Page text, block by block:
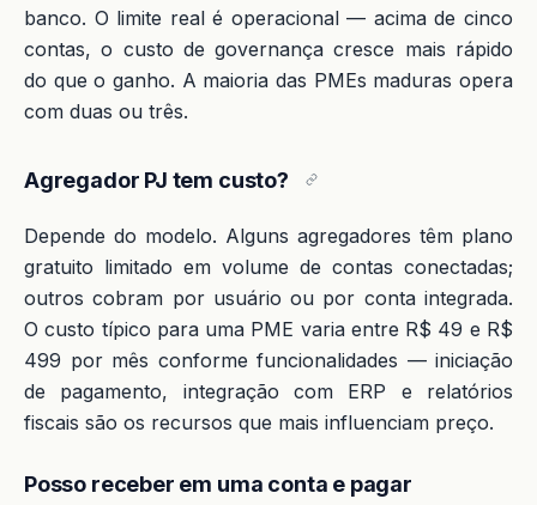
banco. O limite real é operacional — acima de cinco
contas, o custo de governança cresce mais rápido
do que o ganho. A maioria das PMEs maduras opera
com duas ou três.
Agregador PJ tem custo?
Depende do modelo. Alguns agregadores têm plano
gratuito limitado em volume de contas conectadas;
outros cobram por usuário ou por conta integrada.
O custo típico para uma PME varia entre R$ 49 e R$
499 por mês conforme funcionalidades — iniciação
de pagamento, integração com ERP e relatórios
fiscais são os recursos que mais influenciam preço.
Posso receber em uma conta e pagar